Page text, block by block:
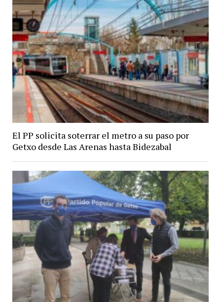
El PP solicita soterrar el metro a su paso por
Getxo desde Las Arenas hasta Bidezabal